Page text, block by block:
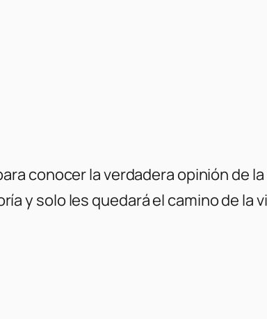
conocer la verdadera opinión de
y solo les quedará el camino de la